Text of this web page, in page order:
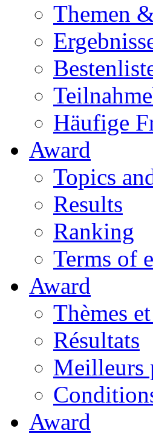
Themen
Häufige
Award
Topics
Results
Ranking
Terms of
Award
Thèmes
Résultats
Meilleurs
Award